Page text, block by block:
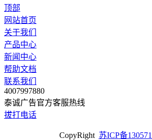
顶部
网站首页
关于我们
产品中心
新闻中心
帮助文档
联系我们
4007997880
泰诚广告官方客服热线
拔打电话
CopyRight 苏ICP备